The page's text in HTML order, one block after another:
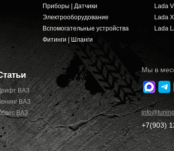
Приборы | Датчики
Электрооборудование
Вспомогательные устройства
Фитинги | Шланги
Lada
Lada
Lada
ВАЗ
ВАЗ
ВАЗ
Мы в
info
+7(903)